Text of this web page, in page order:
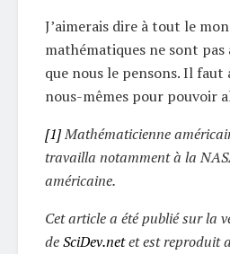
J’aimerais dire à tout le
mathématiques ne sont pas
que nous le pensons. Il
nous-mêmes pour pouvoir
[1]Mathématicienne
travailla notamment à la
américaine.
Cet article a été publié sur la
deSciDev.netet est reproduit